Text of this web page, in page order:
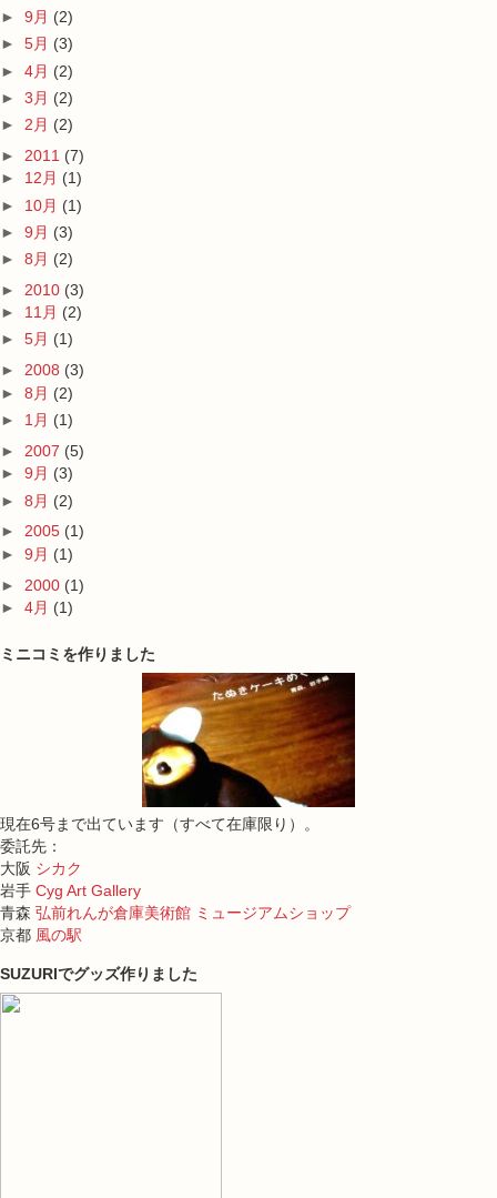
► 9月 (2)
► 5月 (3)
► 4月 (2)
► 3月 (2)
► 2月 (2)
► 2011 (7)
► 12月 (1)
► 10月 (1)
► 9月 (3)
► 8月 (2)
► 2010 (3)
► 11月 (2)
► 5月 (1)
► 2008 (3)
► 8月 (2)
► 1月 (1)
► 2007 (5)
► 9月 (3)
► 8月 (2)
► 2005 (1)
► 9月 (1)
► 2000 (1)
► 4月 (1)
ミニコミを作りました
現在6号まで出ています（すべて在庫限り）。
委託先：
大阪 シカク
岩手 Cyg Art Gallery
青森 弘前れんが倉庫美術館 ミュージアムショップ
京都 風の駅
SUZURIでグッズ作りました